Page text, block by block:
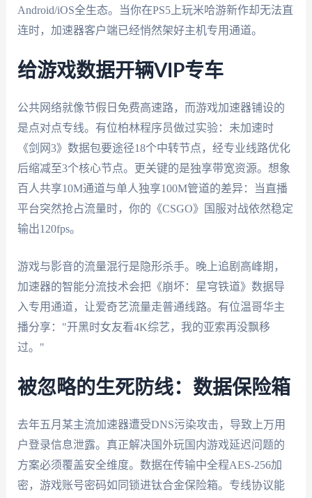
Android/iOS全生态。当你在PS5上玩米哈游新作却无法直
连时，加速器客户端已经悄然架好主机专用通道。
给游戏数据开辆VIP专车
公共网络就像节假日免费高速路，而游戏加速器铺设的
是点对点专线。有位柏林程序员做过实验：未加速时
《剑网3》数据包要途径18个中转节点，经专业线路优化
后缩减至3个核心节点。更关键的是独享带宽资源。想象
百人共享10M通道与单人独享100M管道的差异：当直播
平台突然抢占流量时，你的《CSGO》国服对战依然稳定
输出120fps。
游戏与影音的流量混行是隐形杀手。晚上追剧高峰期，
加速器的智能分流技术会把《崩坏：星穹铁道》数据导
入专用通道，让爱奇艺流量走普通线路。有位温哥华主
播分享："开黑时女友看4K综艺，我的亚索再没飘移
过。"
被忽略的生死防线：数据保险箱
去年五月某主流加速器遭受DNS污染攻击，导致上万用
户登录信息泄露。真正解决国外玩国内游戏延迟问题的
方案必须覆盖安全维度。数据在传输中全程AES-256加
密，游戏账号密码如同锁进钛合金保险箱。专线协议能